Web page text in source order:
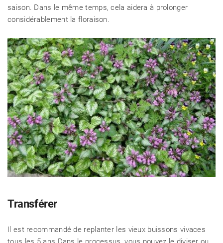
saison. Dans le même temps, cela aidera à prolonger
considérablement la floraison.
Transférer
Il est recommandé de replanter les vieux buissons vivaces